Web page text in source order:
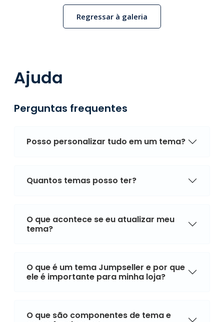
Regressar à galeria
Ajuda
Perguntas frequentes
Posso personalizar tudo em um tema?
Quantos temas posso ter?
O que acontece se eu atualizar meu
tema?
O que é um tema Jumpseller e por que
ele é importante para minha loja?
O que são componentes de tema e